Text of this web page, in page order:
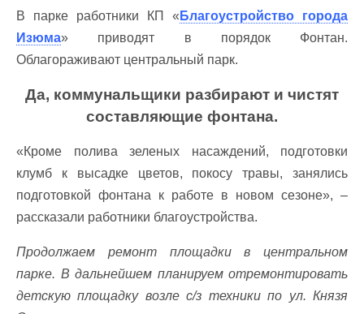
В парке работники КП « Благоустройство города
Изюма» приводят в порядок Фонтан.
Облагораживают центральный парк.
Да, коммунальщики разбирают и чистят
составляющие фонтана.
«Кроме полива зеленых насаждений, подготовки
клумб к высадке цветов, покосу травы, занялись
подготовкой фонтана к работе в новом сезоне», –
рассказали работники благоустройства.
Продолжаем ремонт площадки в центральном
парке. В дальнейшем планируем отремонтировать
детскую площадку возле с/з техники по ул. Князя